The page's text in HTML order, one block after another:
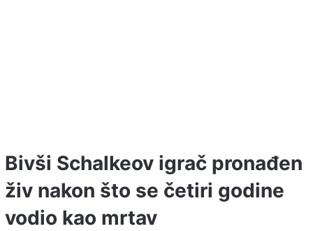
Bivši Schalkeov igrač pronađen
živ nakon što se četiri godine
vodio kao mrtav